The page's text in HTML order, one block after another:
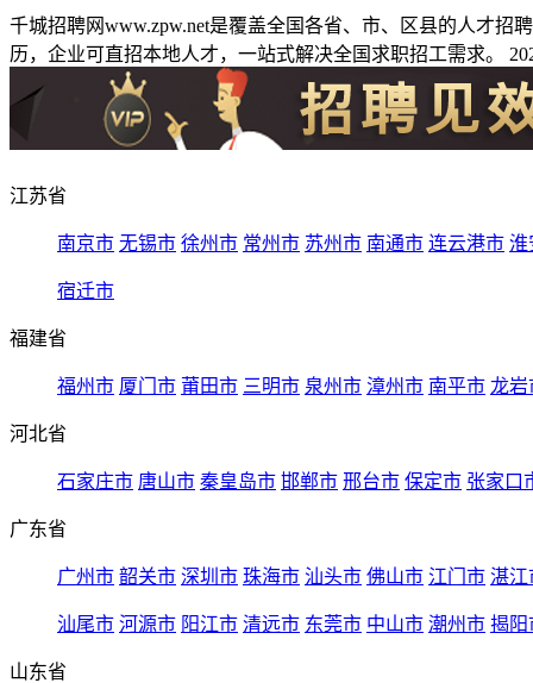
千城招聘网www.zpw.net是覆盖全国各省、市、区县的人才
历，企业可直招本地人才，一站式解决全国求职招工需求。
江苏省
南京市 无锡市 徐州市 常州市 苏州市 南通市 连云港市 淮
宿迁市
福建省
福州市 厦门市 莆田市 三明市 泉州市 漳州市 南平市 龙岩
河北省
石家庄市 唐山市 秦皇岛市 邯郸市 邢台市 保定市 张家口
广东省
广州市 韶关市 深圳市 珠海市 汕头市 佛山市 江门市 湛江
汕尾市 河源市 阳江市 清远市 东莞市 中山市 潮州市 揭阳
山东省